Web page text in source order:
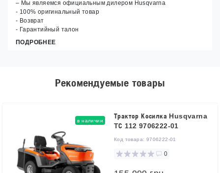
– Мы являемся официальным дилером Husqvarna
- 100% оригинальный товар
- Возврат
- Гарантийный талон
ПОДРОБНЕЕ
Рекомендуемые товары
в наличии
Трактор Косилка Husqvarna
TС 112 9706222-01
Код товара: 9706222-01
0